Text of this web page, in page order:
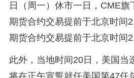
日（周一）休市一日，CME
期货合约交易提前于北京时间
期货合约交易提前于北京时间
此外，当地时间20日，美国当
将在正午宣誓就任美国第47任